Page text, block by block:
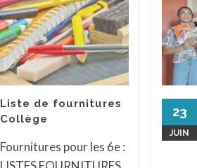
Liste de fournitures
Collège
Fournitures pour les 6e :
23
JUIN